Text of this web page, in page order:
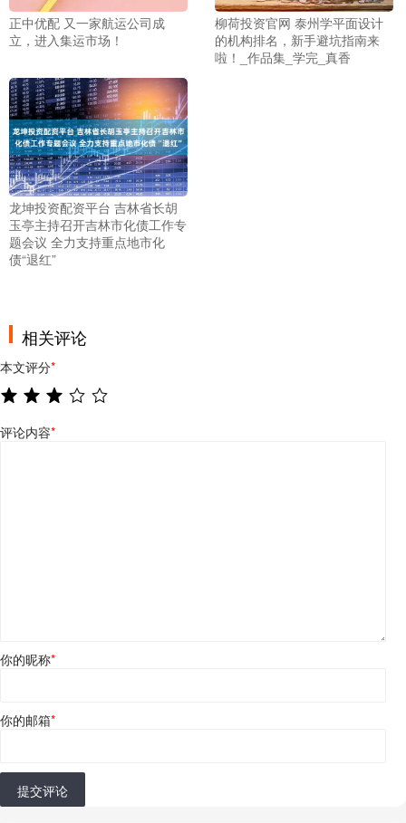
正中优配 又一家航运公司成
立，进入集运市场！
柳荷投资官网 泰州学平面设计
的机构排名，新手避坑指南来
啦！_作品集_学完_真香
龙坤投资配资平台 吉林省长胡
玉亭主持召开吉林市化债工作专
题会议 全力支持重点地市化
债“退红”
相关评论
本文评分*
评论内容*
你的昵称*
你的邮箱*
提交评论